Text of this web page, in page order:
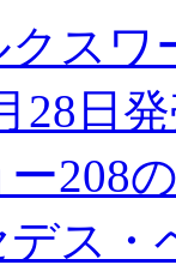
スワ
28日
208
ス・